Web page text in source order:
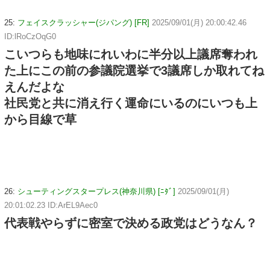
25: フェイスクラッシャー(ジパング) [FR] 2025/09/01(月) 20:00:42.46
ID:lRoCzOqG0
こいつらも地味にれいわに半分以上議席奪われ
た上にこの前の参議院選挙で3議席しか取れてね
えんだよな
社民党と共に消え行く運命にいるのにいつも上
から目線で草
26: シューティングスタープレス(神奈川県) [ﾆﾀﾞ] 2025/09/01(月)
20:01:02.23 ID:ArEL9Aec0
代表戦やらずに密室で決める政党はどうなん？